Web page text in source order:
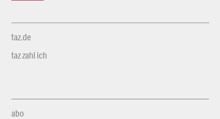
taz.de
taz zahl ich
abo